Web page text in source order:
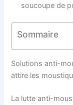
soucoupe de
Sommaire
Solutions anti-
attire les
La lutte anti-